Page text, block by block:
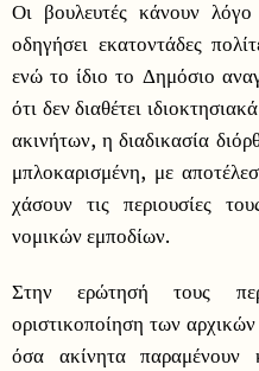
Οι βουλευτές κάνουν
οδηγήσει εκατοντάδες
ενώ το ίδιο το Δημόσιο
ότι δεν διαθέτει
ακινήτων, η διαδικασία
μπλοκαρισμένη, με
χάσουν τις περιουσίες
νομικών εμποδίων.
Στην ερώτησή τους
οριστικοποίηση των
όσα ακίνητα παραμένουν